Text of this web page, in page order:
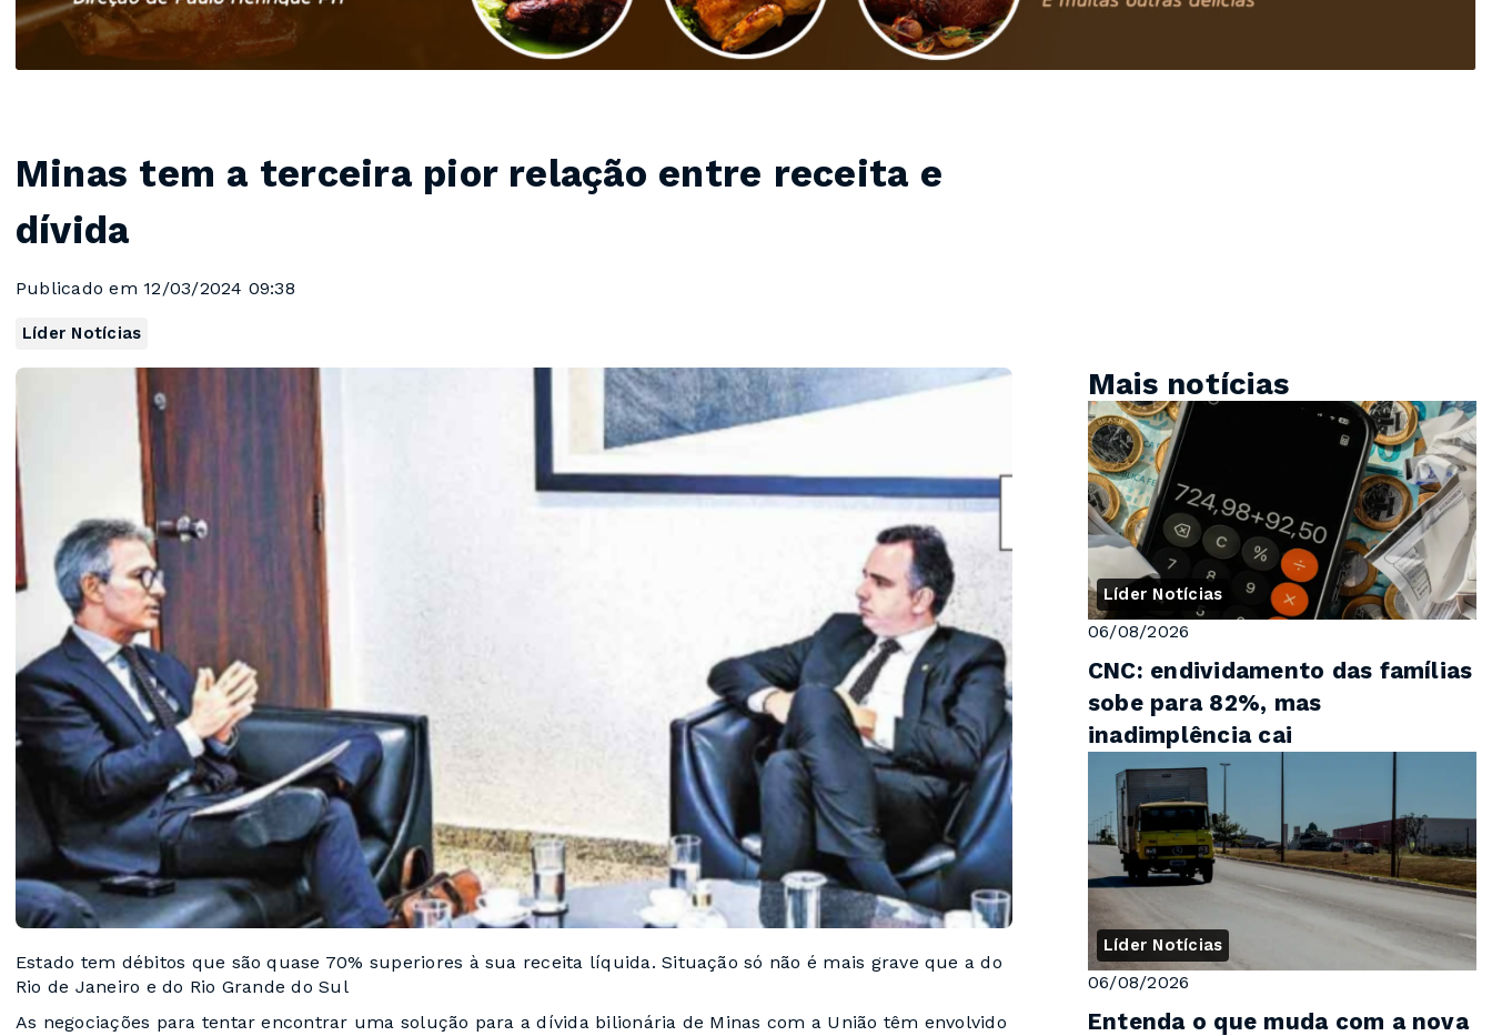
Minas tem a terceira pior relação entre receita e
dívida
Publicado em 12/03/2024 09:38
Líder Notícias
Estado tem débitos que são quase 70% superiores à sua receita líquida. Situação só não é mais grave que a do
Rio de Janeiro e do Rio Grande do Sul
As negociações para tentar encontrar uma solução para a dívida bilionária de Minas com a União têm envolvido
Mais notícias
Líder Notícias
06/08/2026
CNC: endividamento das famílias
sobe para 82%, mas
inadimplência cai
Líder Notícias
06/08/2026
Entenda o que muda com a nova